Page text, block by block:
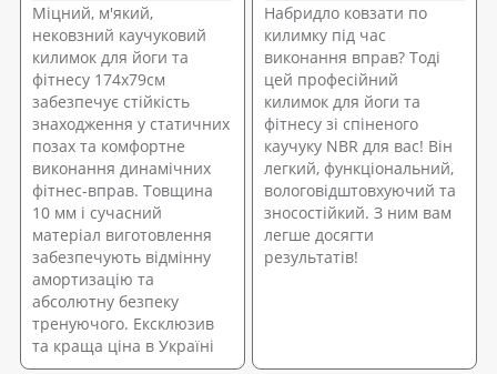
Міцний, м'який,
нековзний каучуковий
килимок для йоги та
фітнесу 174х79см
забезпечує стійкість
знаходження у статичних
позах та комфортне
виконання динамічних
фітнес-вправ. Товщина
10 мм і сучасний
матеріал виготовлення
забезпечують відмінну
амортизацію та
абсолютну безпеку
тренуючого. Ексклюзив
та краща ціна в Україні
Набридло ковзати по
килимку під час
виконання вправ? Тоді
цей професійний
килимок для йоги та
фітнесу зі спіненого
каучуку NBR для вас! Він
легкий, функціональний,
вологовідштовхуючий та
зносостійкий. З ним вам
легше досягти
результатів!